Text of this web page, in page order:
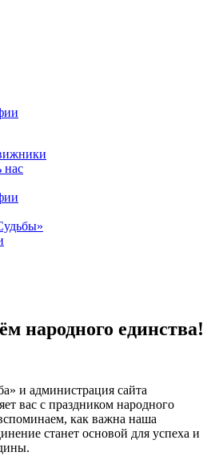
нас
народного единства!
и администрация сайта
вас с праздником народного
как важна наша
станет основой для успеха и